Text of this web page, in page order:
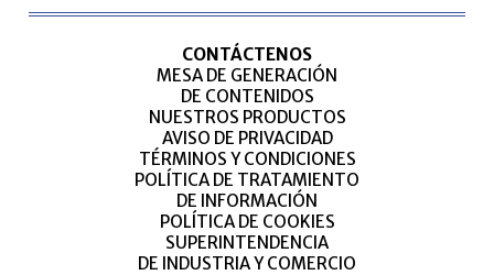
CONTÁCTENOS
MESA DE GENERACIÓN
DE CONTENIDOS
NUESTROS PRODUCTOS
AVISO DE PRIVACIDAD
TÉRMINOS Y CONDICIONES
POLÍTICA DE TRATAMIENTO
DE INFORMACIÓN
POLÍTICA DE COOKIES
SUPERINTENDENCIA
DE INDUSTRIA Y COMERCIO